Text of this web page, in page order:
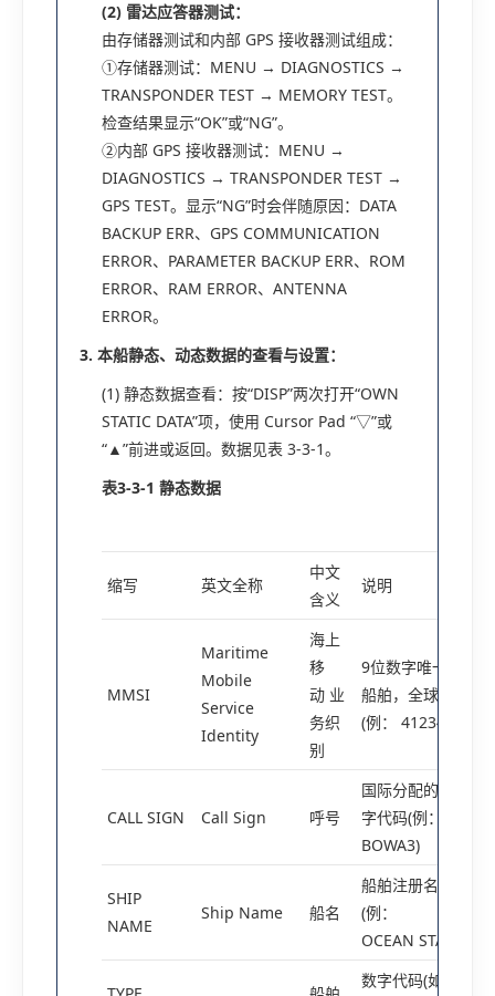
(2) 雷达应答器测试：
由存储器测试和内部 GPS 接收器测试组成：
①存储器测试：MENU → DIAGNOSTICS →
TRANSPONDER TEST → MEMORY TEST。
检查结果显示“OK”或“NG”。
②内部 GPS 接收器测试：MENU →
DIAGNOSTICS → TRANSPONDER TEST →
GPS TEST。显示“NG”时会伴随原因：DATA
BACKUP ERR、GPS COMMUNICATION
ERROR、PARAMETER BACKUP ERR、ROM
ERROR、RAM ERROR、ANTENNA
ERROR。
3. 本船静态、动态数据的查看与设置：
(1) 静态数据查看：按“DISP”两次打开“OWN
STATIC DATA”项，使用 Cursor Pad “▽”或
“▲”前进或返回。数据见表 3-3-1。
表3-3-1 静态数据
缩写 英文全称
中文
含义
说明
MMSI
Maritime
Mobile
Service
Identity
海上
移
动 业
务织
别
9位数字唯一标识
船舶，全球通用
(例： 412345678)
CALL SIGN Call Sign 呼号
国际分配的字母数
字代码(例：
BOWA3)
SHIP
NAME
Ship Name 船名
船舶注册名称
(例：
OCEAN STAR)
数字代码(如：70=